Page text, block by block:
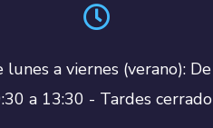
lunes a viernes (verano): De
a 13:30 - Tardes cerrado